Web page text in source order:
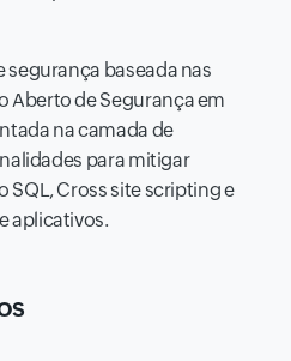
baseada nas
Aberto de Segurança em
na camada de
para mitigar
SQL, Cross site scripting e
aplicativos.